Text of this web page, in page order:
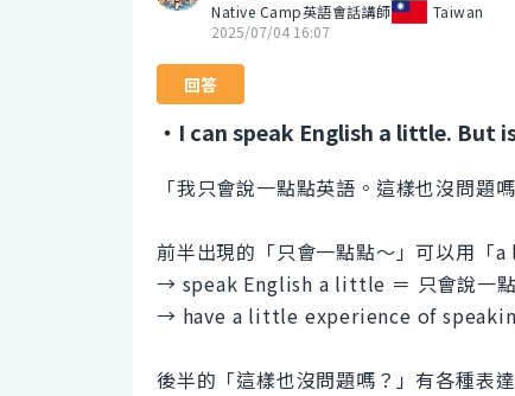
Native Camp英語會話講師
Taiwan
2025/07/04 16:07
回答
・I can speak English a little. But
「我只會說一點點英語。這樣也沒問題
前半出現的「只會一點點～」可以用「
→ speak English a little ＝ 只會說一
→ have a little experience of
後半的「這樣也沒問題嗎？」有各種表